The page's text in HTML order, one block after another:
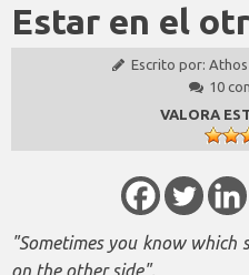
Estar en el
Escrito por: Athos
10
VALORA
"Sometimes you know which
on the other side".